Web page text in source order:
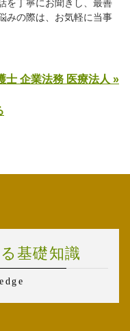
を丁寧にお聞きし、最善
みの際は、お気軽に当事
士 企業法務 医療法人 »
基礎知識